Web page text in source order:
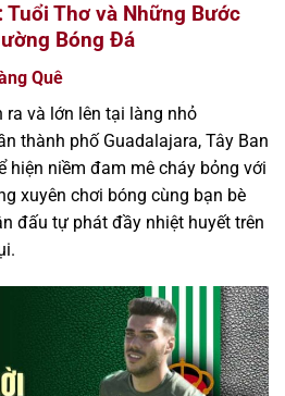
Thơ và Những Bước
Bóng Đá
Quê
và lớn lên tại làng nhỏ
thành phố Guadalajara, Tây Ban
hiện niềm đam mê cháy bỏng với
xuyên chơi bóng cùng bạn bè
đấu tự phát đầy nhiệt huyết trên